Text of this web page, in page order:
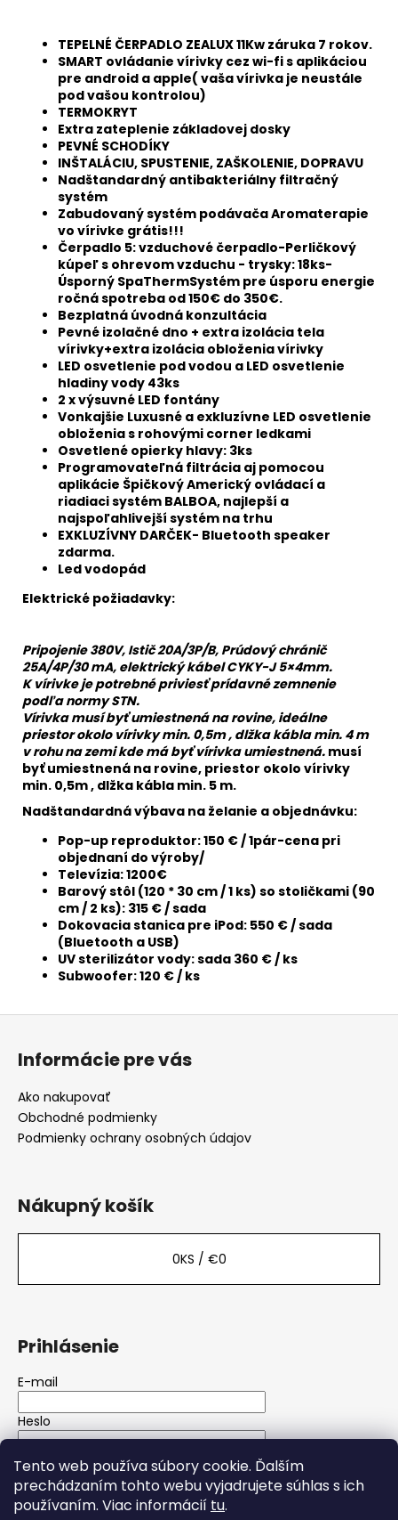
Tento web používa súbory cookie. Ďalším
prechádzaním tohto webu vyjadrujete súhlas s ich
používaním. Viac informácií tu.
TEPELNÉ ČERPADLO ZEALUX 11Kw záruka 7 rokov.
SMART ovládanie vírivky cez wi-fi s aplikáciou
pre android a apple( vaša vírivka je neustále
pod vašou kontrolou)
TERMOKRYT
Extra zateplenie základovej dosky
PEVNÉ SCHODÍKY
INŠTALÁCIU, SPUSTENIE, ZAŠKOLENIE, DOPRAVU
Nadštandardný antibakteriálny filtračný
systém
Zabudovaný systém podávača Aromaterapie
vo vírivke grátis!!!
Čerpadlo 5: vzduchové čerpadlo-Perličkový
kúpeľ s ohrevom vzduchu - trysky: 18ks-
Úsporný SpaThermSystém pre úsporu energie
ročná spotreba od 150€ do 350€.
Bezplatná úvodná konzultácia
Pevné izolačné dno + extra izolácia tela
vírivky+extra izolácia obloženia vírivky
LED osvetlenie pod vodou a LED osvetlenie
hladiny vody 43ks
2 x výsuvné LED fontány
Vonkajšie Luxusné a exkluzívne LED osvetlenie
obloženia s rohovými corner ledkami
Osvetlené opierky hlavy: 3ks
Programovateľná filtrácia aj pomocou
aplikácie Špičkový Americký ovládací a
riadiaci systém BALBOA, najlepší a
najspoľahlivejší systém na trhu
EXKLUZÍVNY DARČEK- Bluetooth speaker
zdarma.
Led vodopád
Elektrické požiadavky:
Pripojenie 380V, Istič20A/3P/B, Prúdový chránič
25A/4P/30 mA, elektrický kábel CYKY-J 5×4mm.
K vírivkeje potrebné priviesťprídavnézemnenie
podľa normy STN.
Vírivka musí byť umiestnená na rovine, ideálne
priestor okolo vírivky min. 0,5m , dlžka kábla min. 4 m
v rohu na zemi kde má byť vírivka umiestnená. musí
byť umiestnená na rovine, priestor okolo vírivky
min. 0,5m , dlžka kábla min. 5 m.
Nadštandardná výbava na želanie a objednávku:
Pop-up reproduktor: 150 € / 1pár-cena pri
objednaní do výroby/
Televízia: 1200€
Barový stôl (120 * 30 cm / 1 ks) so stoličkami (90
cm / 2 ks): 315 € / sada
Dokovacia stanica pre iPod: 550 € / sada
(Bluetooth a USB)
UV sterilizátor vody: sada 360 € / ks
Subwoofer: 120 € / ks
Informácie pre vás
Ako nakupovať
Obchodné podmienky
Podmienky ochrany osobných údajov
Nákupný košík
0KS / €0
Prihlásenie
E-mail
Heslo
PRIHLÁSIŤ SA
Nová registráciaZabudnuté heslo